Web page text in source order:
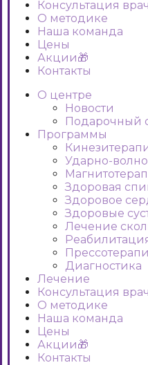
Консультация
О методике
Наша команда
Цены
Акции🎁
Контакты
О центре
Новости
Подарочный
Программы
Ударно-
Здоровая
Здоровое
Здоровые
Лечение
Диагностика
Лечение
Консультация
О методике
Наша команда
Цены
Акции🎁
Контакты